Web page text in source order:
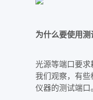
为什么要使用测
光源等端口要
我们观察，有
仪器的测试端口